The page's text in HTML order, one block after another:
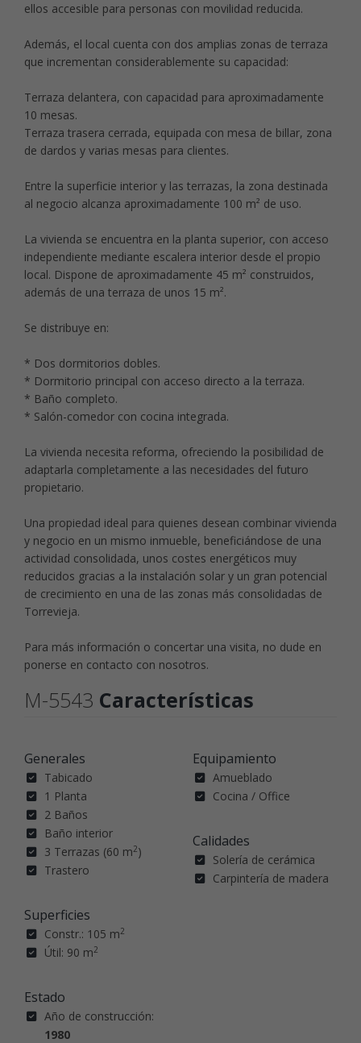
ellos accesible para personas con movilidad reducida.
Además, el local cuenta con dos amplias zonas de terraza
que incrementan considerablemente su capacidad:
Terraza delantera, con capacidad para aproximadamente
10 mesas.
Terraza trasera cerrada, equipada con mesa de billar, zona
de dardos y varias mesas para clientes.
Entre la superficie interior y las terrazas, la zona destinada
al negocio alcanza aproximadamente 100 m² de uso.
La vivienda se encuentra en la planta superior, con acceso
independiente mediante escalera interior desde el propio
local. Dispone de aproximadamente 45 m² construidos,
además de una terraza de unos 15 m².
Se distribuye en:
* Dos dormitorios dobles.
* Dormitorio principal con acceso directo a la terraza.
* Baño completo.
* Salón-comedor con cocina integrada.
La vivienda necesita reforma, ofreciendo la posibilidad de
adaptarla completamente a las necesidades del futuro
propietario.
Una propiedad ideal para quienes desean combinar vivienda
y negocio en un mismo inmueble, beneficiándose de una
actividad consolidada, unos costes energéticos muy
reducidos gracias a la instalación solar y un gran potencial
de crecimiento en una de las zonas más consolidadas de
Torrevieja.
Para más información o concertar una visita, no dude en
ponerse en contacto con nosotros.
M-5543 Características
Generales
Tabicado
1 Planta
2 Baños
Baño interior
3 Terrazas (60 m2)
Trastero
Superficies
Constr.: 105 m2
Útil: 90 m2
Estado
Año de construcción:
1980
Equipamiento
Amueblado
Cocina / Office
Calidades
Solería de cerámica
Carpintería de madera